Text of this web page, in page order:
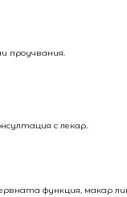
проучвания.
с лекар.
функция, макар